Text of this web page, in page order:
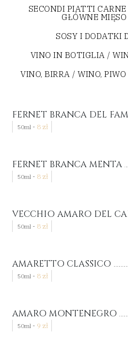
SECONDI PIATTI
GŁÓWNE
SOSY I DODATKI
VINO IN BOTIGLIA /
VINO, BIRRA / WINO, PIWO
FERNET BRANCA DEL
50ml - 8 zł
FERNET BRANCA MENTA
50ml - 8 zł
VECCHIO AMARO DEL
50ml - 8 zł
AMARETTO CLASSICO
50ml - 8 zł
AMARO MONTENEGRO
50ml - 9 zł